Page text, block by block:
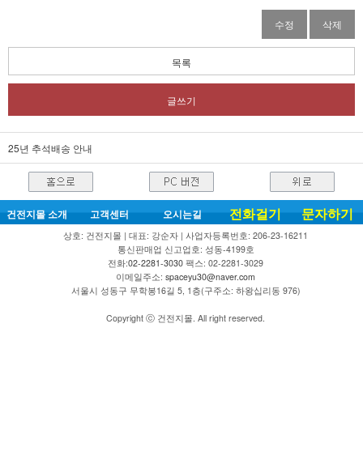
수정 삭제
목록
글쓰기
25년 추석배송 안내
건전지몰 소개 고객센터 오시는길 전화걸기 문자하기
상호: 건전지몰 | 대표: 강순자 | 사업자등록번호: 206-23-16211
통신판매업 신고업호: 성동-4199호
전화:02-2281-3030 팩스: 02-2281-3029
이메일주소: spaceyu30@naver.com
서울시 성동구 무학봉16길 5, 1층(구주소: 하왕십리동 976)
Copyright ⓒ 건전지몰. All right reserved.